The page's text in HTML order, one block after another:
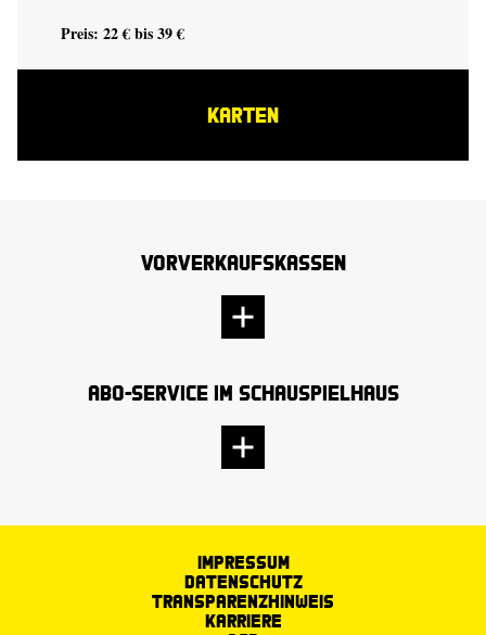
Preis: 22 € bis 39 €
KARTEN
Vorverkaufskassen
Abo-Service im Schauspielhaus
Impressum
Datenschutz
Transparenzhinweis
Karriere